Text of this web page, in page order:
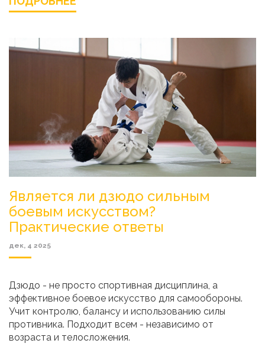
Является ли дзюдо сильным
боевым искусством?
Практические ответы
дек, 4 2025
Дзюдо - не просто спортивная дисциплина, а
эффективное боевое искусство для самообороны.
Учит контролю, балансу и использованию силы
противника. Подходит всем - независимо от
возраста и телосложения.